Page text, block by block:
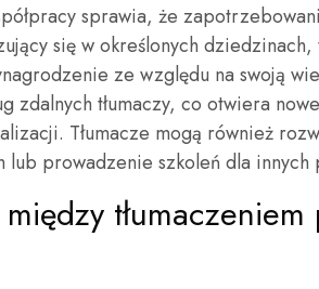
sprawia, że
się w określonych
ze względu na swoją
zdalnych tłumaczy, co otwiera
Tłumacze mogą również
lub prowadzenie szkoleń dla innych